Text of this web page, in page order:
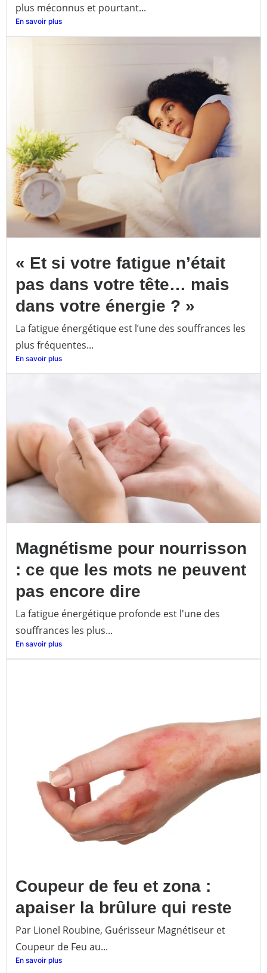
plus méconnus et pourtant...
En savoir plus
« Et si votre fatigue n’était
pas dans votre tête… mais
dans votre énergie ? »
La fatigue énergétique est l’une des souffrances les
plus fréquentes...
En savoir plus
Magnétisme pour nourrisson
: ce que les mots ne peuvent
pas encore dire
La fatigue énergétique profonde est l'une des
souffrances les plus...
En savoir plus
Coupeur de feu et zona :
apaiser la brûlure qui reste
Par Lionel Roubine, Guérisseur Magnétiseur et
Coupeur de Feu au...
En savoir plus